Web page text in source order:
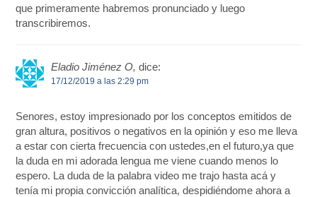
que primeramente habremos pronunciado y luego
transcribiremos.
Eladio Jiménez O, dice:
17/12/2019 a las 2:29 pm
Senores, estoy impresionado por los conceptos emitidos de
gran altura, positivos o negativos en la opinión y eso me lleva
a estar con cierta frecuencia con ustedes,en el futuro,ya que
la duda en mi adorada lengua me viene cuando menos lo
espero. La duda de la palabra video me trajo hasta acá y
tenía mi propia convicción analítica, despidiéndome ahora a